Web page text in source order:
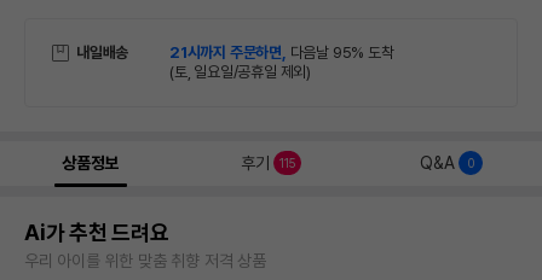
내일배송 21시까지 주문하면, 다음날 95% 도착
(토, 일요일/공휴일 제외)
상품정보 후기 115 Q&A 0
Ai가 추천 드려요
우리 아이를 위한 맞춤 취향 저격 상품